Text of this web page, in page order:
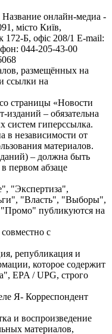
онлайн-медиа -
місто Київ,
Б, офіс 208/1 E-mail:
044-205-43-00
размещённых на
ссылки на
страницы «Новости
– обязательна
систем гиперссылка.
в независимости от
материалов.
– должна быть
первом абзаце
"Экспертиза",
"Власть", "Выборы",
публикуются на
с
републикация и
которое содержит
EPA / UPG, строго
Я- Корреспондент
и воспроизведение
материалов,